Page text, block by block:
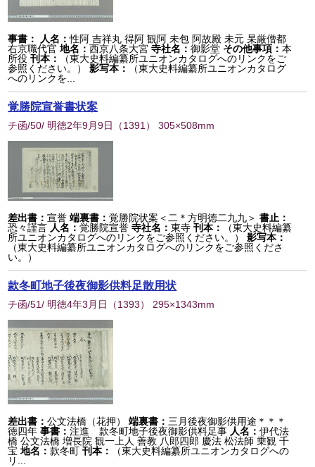
事書： 人名：性阿 吉祥丸 得阿 観阿 未包 阿故殿 未元 杲厳僧都
右京職代官 地名：西京八条大宮 寺社名：御影堂 その他事項：本
所役刊本：
（東大史料編纂所ユニオンカタログへのリンクをご
参照ください。）
影写本：
（東大史料編纂所ユニオンカタログ
へのリンクを...
覚勝院宣誉書状案
チ函/50/ 明徳2年9月9日 （1391 ） 305×508mm
差出書：宣誉 端裏書：覚勝院状案＜二＊方明徳二九九＞ 書止：
恐々謹言 人名：覚勝院宣誉 寺社名：東寺 刊本：
（東大史料編纂
所ユニオンカタログへのリンクをご参照ください。）
影写本：
（東大史料編纂所ユニオンカタログへのリンクをご参照くださ
い。）
款冬町地子後夜御影供料足散用状
チ函/51/ 明徳4年3月日 （1393） 295×1343mm
差出書：公文法橋（花押） 端裏書： 三月後夜御影供用途＊＊＊
徳四年 事書：注進 款冬町地子後夜御影供料足事 人名：伊代法
橋 公文法橋 増長院 観一上人 善教 八郎四郎 慶法 松法師 乗観 千
宝 地名：款冬町 刊本：
（東大史料編纂所ユニオンカタログへの
リ...